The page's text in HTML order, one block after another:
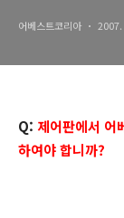
어베스트코리아
Q: 제어판에서 어
하여야 합니까?